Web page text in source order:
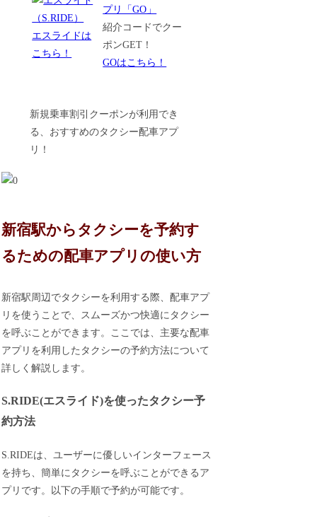
エスライドは
こちら！
紹介コードでクー
ポンGET！
GOはこちら！
新規乗車割引クーポンが利用でき
る、おすすめのタクシー配車アプ
リ！
新宿駅からタクシーを予約す
るための配車アプリの使い方
新宿駅周辺でタクシーを利用する際、配車アプ
リを使うことで、スムーズかつ快適にタクシー
を呼ぶことができます。ここでは、主要な配車
アプリを利用したタクシーの予約方法について
詳しく解説します。
S.RIDE(エスライド)を使ったタクシー予
約方法
S.RIDEは、ユーザーに優しいインターフェース
を持ち、簡単にタクシーを呼ぶことができるア
プリです。以下の手順で予約が可能です。